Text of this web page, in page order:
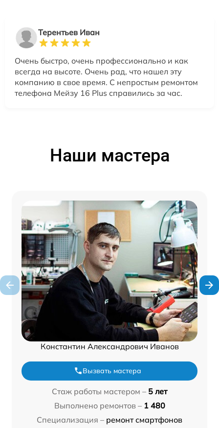
Терентьев Иван
Очень быстро, очень профессионально и как
всегда на высоте. Очень рад, что нашел эту
компанию в свое время. С непростым ремонтом
телефона Мейзу 16 Plus справились за час.
Наши мастера
Константин Александрович Иванов
Вызвать мастера
Стаж работы мастером – 5 лет
Выполнено ремонтов – 1 480
Специализация – ремонт смартфонов